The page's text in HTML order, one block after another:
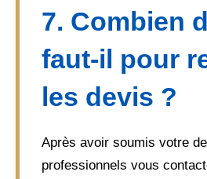
7. Combien
faut-il pour
les devis ?
Après avoir soumis votre
professionnels vous